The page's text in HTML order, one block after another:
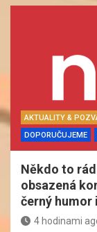
AKTUALITY &
DOPORUČUJEME
Někdo to
obsazená
černý humor
4 hodinami